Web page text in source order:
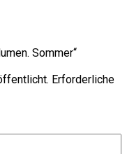
Sommer“
Erforderliche